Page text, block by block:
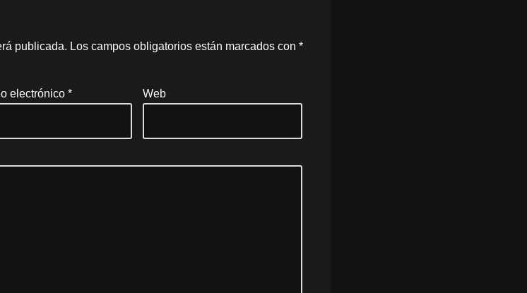
publicada. Los campos obligatorios están marcados con *
electrónico * Web